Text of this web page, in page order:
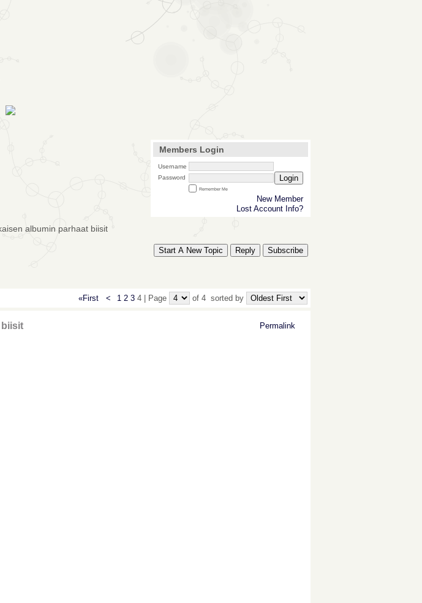
Members Login
Username
Password
Login
Remember Me
New Member
Lost Account Info?
albumin parhaat biisit
Start A New Topic Reply Subscribe
«First < 1 2 34 | Page of 4 sorted by
biisit
Permalink